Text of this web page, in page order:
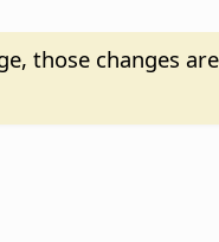
those changes